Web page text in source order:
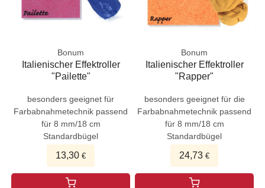
Bonum
Italienischer Effektroller
"Pailette"
besonders geeignet für
Farbabnahmetechnik passend
für 8 mm/18 cm
Standardbügel
13,30 €
Bonum
Italienischer Effektroller
"Rapper"
besonders geeignet für die
Farbabnahmetechnik passend
für 8 mm/18 cm
Standardbügel
24,73 €